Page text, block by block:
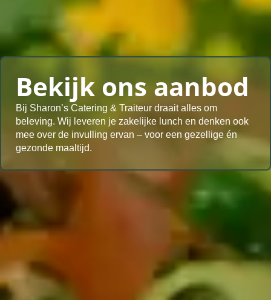
Bekijk ons aanbod
Bij Sharon’s Catering & Traiteur draait alles om
beleving. Wij leveren je zakelijke lunch en denken ook
mee over de invulling ervan – voor een gezellige én
gezonde maaltijd.